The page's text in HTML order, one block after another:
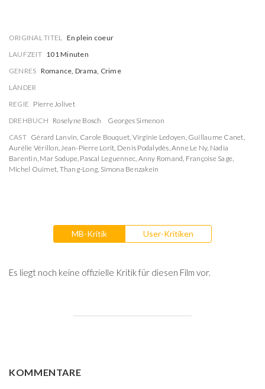
ORIGINAL TITEL En plein coeur
LAUFZEIT 101 Minuten
GENRES Romance, Drama, Crime
LÄNDER
REGIE Pierre Jolivet
DREHBUCH Roselyne Bosch
Georges Simenon
CAST Gérard Lanvin, Carole Bouquet, Virginie Ledoyen, Guillaume Canet,
Aurélie Vérillon,Jean-Pierre Lorit, Denis Podalydès,Anne Le Ny, Nadia
Barentin, Mar Sodupe, Pascal Leguennec, Anny Romand, Françoise Sage,
Michel Ouimet, Thang-Long, Simona Benzakein
MB-Kritik User-Kritiken
Es liegt noch keine offizielle Kritik für diesen Film vor.
KOMMENTARE